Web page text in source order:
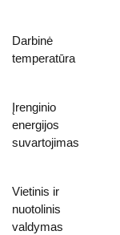
Darbinė
temperatūra
Įrenginio
energijos
suvartojimas
Vietinis ir
nuotolinis
valdymas